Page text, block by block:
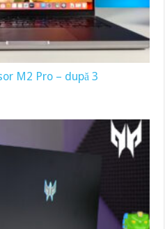
M2 Pro – după 3